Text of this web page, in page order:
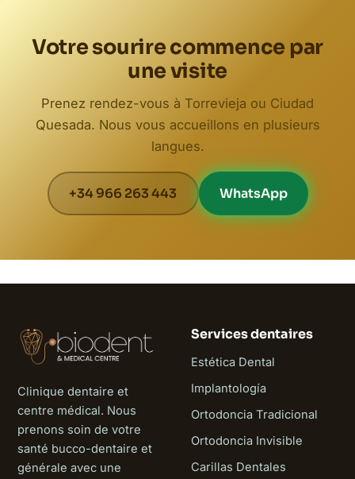
Votre sourire commence par
une visite
Prenez rendez-vous à Torrevieja ou Ciudad
Quesada. Nous vous accueillons en plusieurs
langues.
+34 966 263 443 WhatsApp
Clinique dentaire et
centre médical. Nous
prenons soin de votre
santé bucco-dentaire et
générale avec une
Services dentaires
Estética Dental
Implantología
Ortodoncia Tradicional
Ortodoncia Invisible
Carillas Dentales